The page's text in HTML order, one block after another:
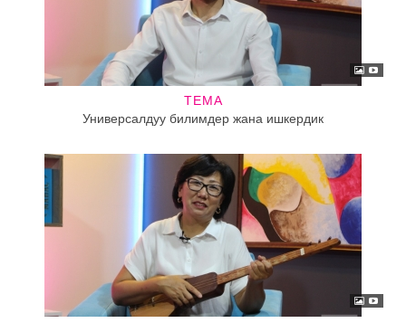
ТЕМА
Универсалдуу билимдер жана ишкердик